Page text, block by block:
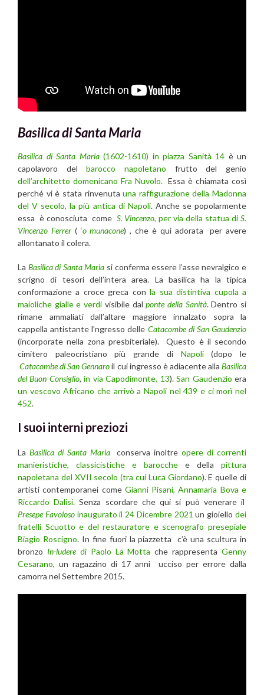
Basilica di Santa Maria
Basilica di Santa Maria (1602-1610) in piazza Sanità 14 è un
capolavoro delbarocco napoletano frutto del genio
dell’architetto domenicano Fra Nuvolo. Essa è chiamata così
perché vi è stata rinvenutauna raffigurazione della Madonna
del V secolo, la più antica di Napoli. Anche se popolarmente
essa è conosciuta come S. Vincenzo, per via della statua diS.
Vincenzo Ferrer( ‘o munacone) , che è qui adorata per avere
allontanato il colera.
La Basilica di Santa Maria si conferma essere l’asse nevralgico e
scrigno di tesori dell’intera area. La basilica ha la tipica
conformazione a croce greca conla sua distintiva cupola a
maioliche gialle e verdi visibile dalponte della Sanità. Dentro si
rimane ammaliati dall’altare maggiore innalzato sopra la
cappella antistante l’ngresso delle Catacombe di San Gaudenzio
(incorporate nella zona presbiteriale). Questo è il secondo
cimitero paleocristiano più grande di Napoli(dopo le
Catacombe di San Gennaroil cui ingresso è adiacente allaBasilica
del Buon Consiglio,in via Capodimonte, 13).San Gaudenzio era
un vescovo Africano che arrivò a Napoli nel 439 e ci morì nel
452.
I suoi interni preziozi
La Basilica di Santa Maria conserva inoltre opere di correnti
manieristiche, classicistiche e barocche e della pittura
napoletana del XVII secolo (tra cui Luca Giordano). E quelle di
artisti contemporanei come Gianni Pisani, Annamaria Bova e
Riccardo Dalisi. Senza scordare che qui si può venerare il
Presepe Favolosoinaugurato il 24 Dicembre 2021 un gioiellodei
fratelli Scuotto e del restauratore e scenografo presepiale
Biagio Roscigno. In fine fuori la piazzetta c’è una scultura in
bronzo In-luderedi Paolo La Motta che rappresenta Genny
Cesarano, un ragazzino di 17 anni ucciso per errore dalla
camorra nel Settembre 2015.